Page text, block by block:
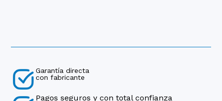
Garantía directa
con fabricante
Pagos seguros y con total confianza